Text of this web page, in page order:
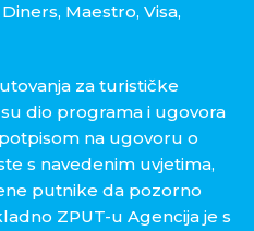
Maestro, Visa,
za turističke
dio programa i ugovora
na ugovoru o
s navedenim uvjetima,
putnike da pozorno
ZPUT-u Agencija je s